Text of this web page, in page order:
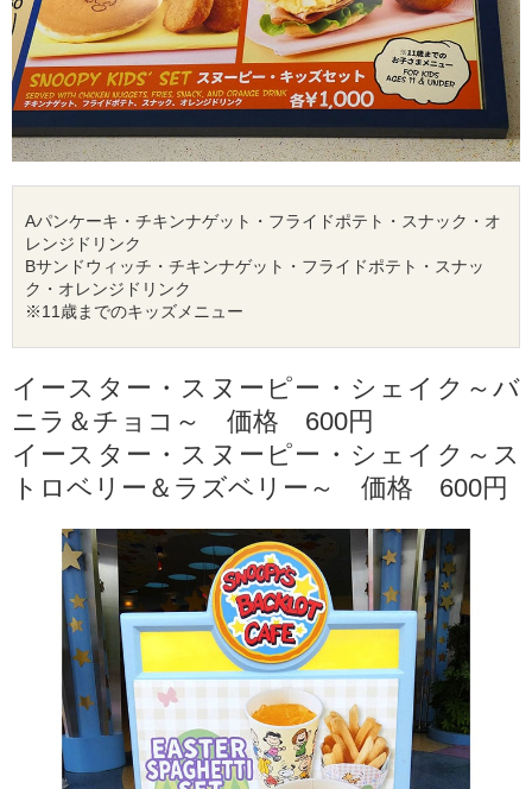
Aパンケーキ ・チキンナゲット・フライドポテト・スナック・オ
レンジ ドリンク
Bサンドウィッチ・チキンナゲット・フライドポテト・ スナッ
ク ・オレンジ ドリンク
※11歳までのキッズメニュー
イースター・ スヌーピー ・シェイク～バ
ニラ＆チョコ～ 価格 600円
イースター・ スヌーピー ・シェイク～ス
トロベリー＆ラズベリー～ 価格 600円